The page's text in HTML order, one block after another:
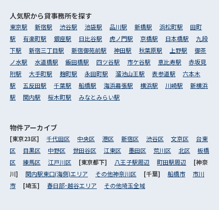
人気駅から貸事務所を探す
東京駅 新宿駅 渋谷駅 池袋駅 品川駅 新橋駅 浜松町駅
田町
駅
有楽町駅 銀座駅 日比谷駅 虎ノ門駅 京橋駅 日本橋駅
九段
下駅
新宿三丁目駅 新宿御苑前駅 神田駅 秋葉原駅 上野駅
御茶
ノ水駅
水道橋駅 飯田橋駅 四ツ谷駅 市ケ谷駅 恵比寿駅
赤坂見
附駅
大手町駅 麹町駅 永田町駅 溜池山王駅 表参道駅
六本木
駅
五反田駅 千葉駅 船橋駅 海浜幕張駅 横浜駅 川崎駅
新横浜
駅
関内駅 桜木町駅 みなとみらい駅
物件アーカイブ
[東京23区] 千代田区 中央区 港区 新宿区 渋谷区 文京区
台東
区
目黒区 中野区 世田谷区 江東区 墨田区 荒川区 北区
板橋
区
練馬区 江戸川区 [東京都下] 八王子駅周辺 町田駅周辺
[神奈
川] 関内駅東口(海側)エリア その他神奈川区 [千葉] 船橋市
市川
市
[埼玉] 春日部･越谷エリア その他埼玉全域